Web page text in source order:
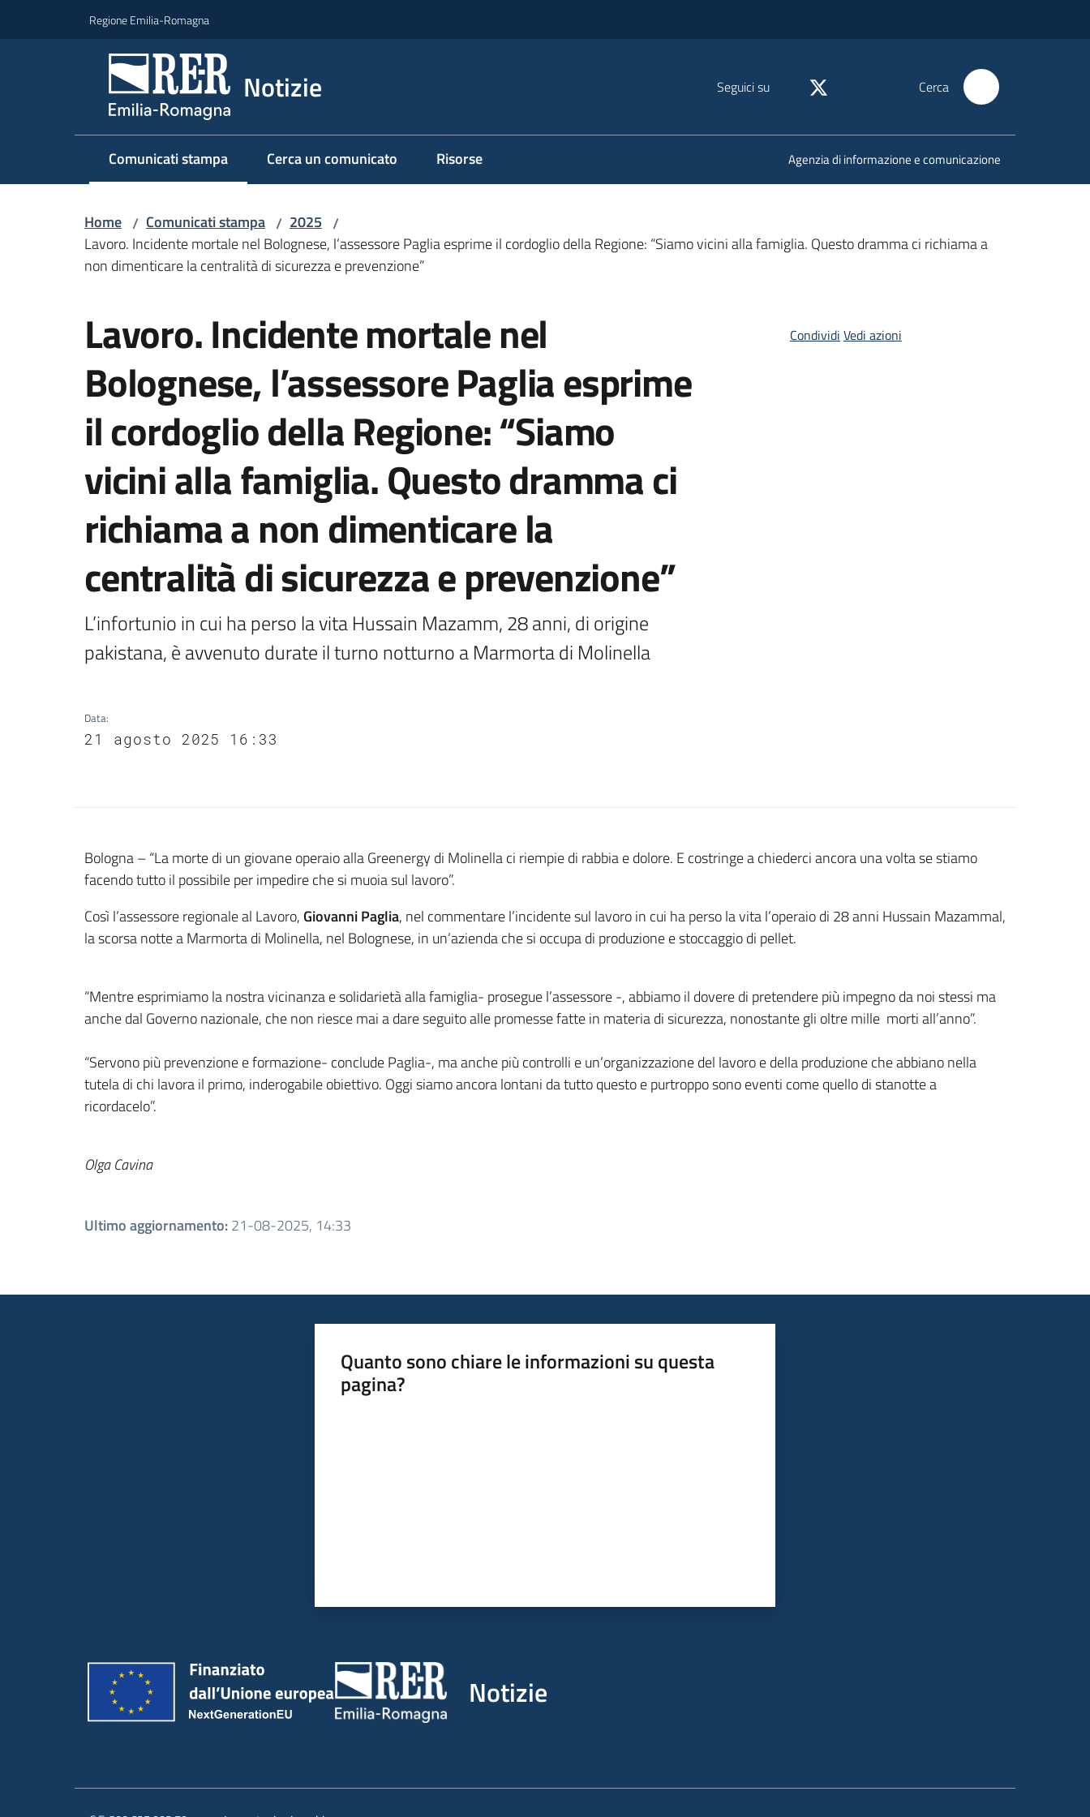
Regione Emilia-Romagna
Notizie Seguici su Cerca
Comunicati stampa
Menu selezionato Cerca un comunicato Risorse Agenzia di informazione e comunicazione
Home / Comunicati stampa / 2025 /
Lavoro. Incidente mortale nel Bolognese, l’assessore Paglia esprime il cordoglio della Regione: “Siamo vicini alla famiglia. Questo dramma ci richiama a
non dimenticare la centralità di sicurezza e prevenzione”
Lavoro. Incidente mortale nel
Bolognese, l’assessore Paglia esprime
il cordoglio della Regione: “Siamo
vicini alla famiglia. Questo dramma ci
richiama a non dimenticare la
centralità di sicurezza e prevenzione”
L’infortunio in cui ha perso la vita Hussain Mazamm, 28 anni, di origine
pakistana, è avvenuto durate il turno notturno a Marmorta di Molinella
Data:
21 agosto 2025 16:33
Condividi Vedi azioni
Contenuto
Bologna – “La morte di un giovane operaio alla Greenergy di Molinella ci riempie di rabbia e dolore. E costringe a chiederci ancora una volta se stiamo
facendo tutto il possibile per impedire che si muoia sul lavoro”.
Così l’assessore regionale al Lavoro, Giovanni Paglia, nel commentare l’incidente sul lavoro in cui ha perso la vita l’operaio di 28 anni Hussain Mazammal,
la scorsa notte a Marmorta di Molinella, nel Bolognese, in un’azienda che si occupa di produzione e stoccaggio di pellet.
“Mentre esprimiamo la nostra vicinanza e solidarietà alla famiglia- prosegue l’assessore -, abbiamo il dovere di pretendere più impegno da noi stessi ma
anche dal Governo nazionale, che non riesce mai a dare seguito alle promesse fatte in materia di sicurezza, nonostante gli oltre mille morti all’anno”.
“Servono più prevenzione e formazione- conclude Paglia-, ma anche più controlli e un’organizzazione del lavoro e della produzione che abbiano nella
tutela di chi lavora il primo, inderogabile obiettivo. Oggi siamo ancora lontani da tutto questo e purtroppo sono eventi come quello di stanotte a
ricordacelo”.
Olga Cavina
Ultimo aggiornamento:21-08-2025, 14:33
Quanto sono chiare le informazioni su questa
pagina?
Notizie